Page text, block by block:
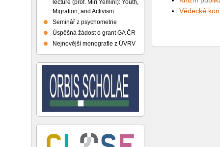
Vědecké
lecture (prof. Miri Yemini): Youth,
Migration, and Activism
Seminář z psychometrie
Úspěšná žádost o grant GA ČR
Nejnovější monografie z ÚVRV